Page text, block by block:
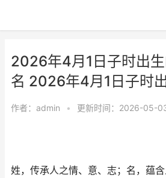
2026年4月1日子时出
名 2026年4月1日子时
作者： admin • 更新时间：2026-05-
姓，传承人之情、意、志；名，蕴